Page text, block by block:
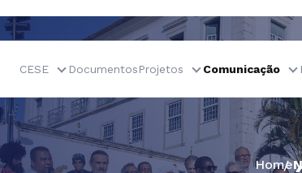
CESE DocumentosProjetos Comunicação
Home